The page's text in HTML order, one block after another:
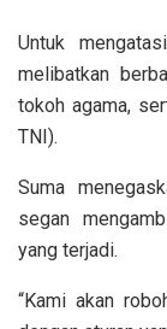
Untuk
melibatkan
tokoh agama,
TNI).
Suma
segan
yang terjadi.
“Kami akan